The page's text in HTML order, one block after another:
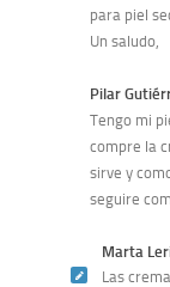
para piel
Un saludo,
Pilar
Tengo mi
compre la
sirve y
seguire
Marta
Las